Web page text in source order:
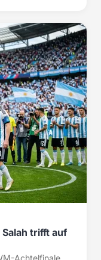
trifft auf
Achtelfinale